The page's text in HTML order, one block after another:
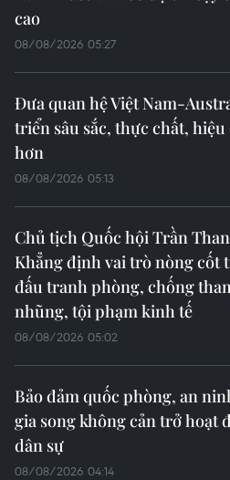
cao
08/08/2026 05:27
Đưa quan hệ Việt Nam-
triển sâu sắc, thực chất, hiệu
hơn
08/08/2026 05:13
Chủ tịch Quốc hội Trần
Khẳng định vai trò nòng cốt
đấu tranh phòng, chống
nhũng, tội phạm kinh tế
08/08/2026 05:02
Bảo đảm quốc phòng, an
gia song không cản trở hoạt
dân sự
08/08/2026 04:14